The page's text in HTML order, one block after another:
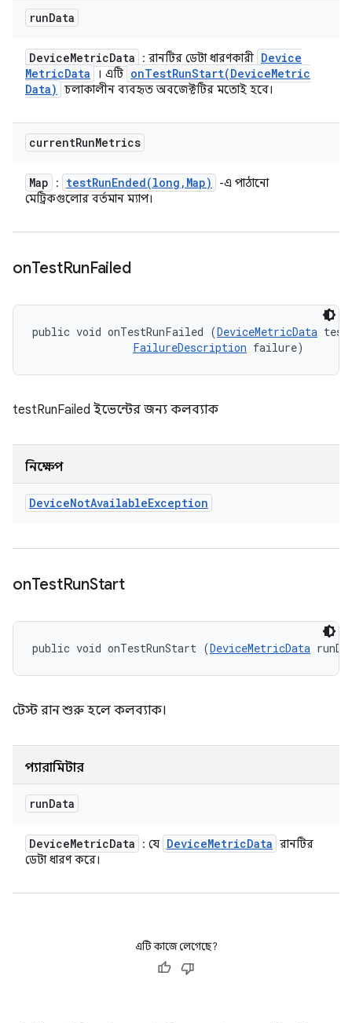
runData
DeviceMetricData : রানটির ডেটা ধারণকারী Device
MetricData । এটি onTestRunStart(DeviceMetric
Data)
চলাকালীন ব্যবহৃত অবজেক্টটির মতোই হবে।
currentRunMetrics
Map : testRunEnded(long , Map)
-এ পাঠানো
মেট্রিকগুলোর বর্তমান ম্যাপ।
onTestRunFailed
public void onTestRunFailed (DeviceMetricData
FailureDescription failure)
testRunFailed ইভেন্টের জন্য কলব্যাক
নিক্ষেপ
DeviceNotAvailableException
onTestRunStart
public void onTestRunStart (DeviceMetricData
টেস্ট রান শুরু হলে কলব্যাক।
প্যারামিটার
runData
DeviceMetricData : যে DeviceMetricData রানটির
ডেটা ধারণ করে।
এটি কাজে লেগেছে?